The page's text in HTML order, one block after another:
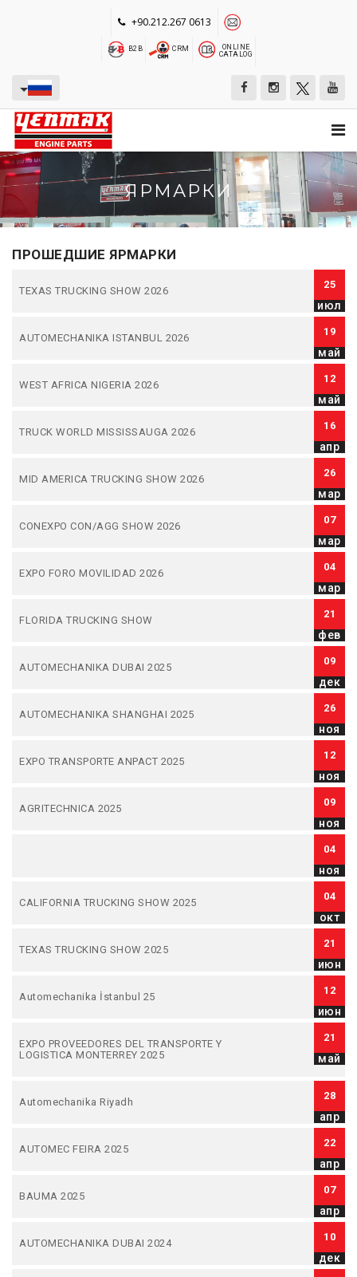
+90.212.267 0613
B2B CRM
ONLINE
CATALOG
ЯРМАРКИ
ПРОШЕДШИЕ ЯРМАРКИ
TEXAS TRUCKING SHOW 2026
25
июл
AUTOMECHANIKA ISTANBUL 2026
19
май
WEST AFRICA NIGERIA 2026
12
май
TRUCK WORLD MISSISSAUGA 2026
16
апр
MID AMERICA TRUCKING SHOW 2026
26
мар
CONEXPO CON/AGG SHOW 2026
07
мар
EXPO FORO MOVILIDAD 2026
04
мар
FLORIDA TRUCKING SHOW
21
фев
AUTOMECHANIKA DUBAI 2025
09
дек
AUTOMECHANIKA SHANGHAI 2025
26
ноя
EXPO TRANSPORTE ANPACT 2025
12
ноя
AGRITECHNICA 2025
09
ноя
04
ноя
CALIFORNIA TRUCKING SHOW 2025
04
окт
TEXAS TRUCKING SHOW 2025
21
июн
Automechanika İstanbul 25
12
июн
EXPO PROVEEDORES DEL TRANSPORTE Y
LOGISTICA MONTERREY 2025
21
май
Automechanika Riyadh
28
апр
AUTOMEC FEIRA 2025
22
апр
BAUMA 2025
07
апр
AUTOMECHANIKA DUBAI 2024
10
дек